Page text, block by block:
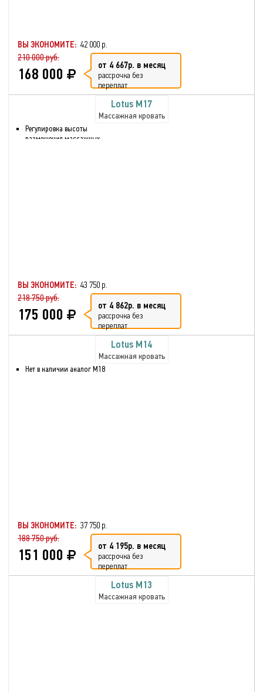
ВЫ ЭКОНОМИТЕ: 42 000 р.
210 000 руб.
168 000 от 4 667р. в месяц
рассрочка без
переплат
Lotus М17
Массажная кровать
Регулировка высоты
размещения массажных
ВЫ ЭКОНОМИТЕ: 43 750 р.
218 750 руб.
175 000 от 4 862р. в месяц
рассрочка без
переплат
Lotus М14
Массажная кровать
Нет в наличии аналог М18
ВЫ ЭКОНОМИТЕ: 37 750 р.
188 750 руб.
151 000 от 4 195р. в месяц
рассрочка без
переплат
Lotus М13
Массажная кровать